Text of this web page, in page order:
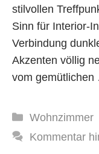
stilvollen
Sinn für Interior-
Verbindung
Akzenten völlig
vom
Kategorien
Wohnzimmer
Kommentar